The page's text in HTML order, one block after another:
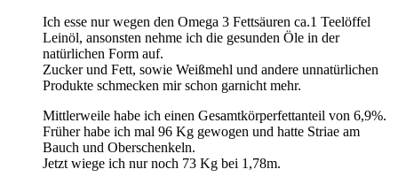
Ich esse nur wegen den Omega 3 Fettsäuren ca.1 Teelöffel
Leinöl, ansonsten nehme ich die gesunden Öle in der
natürlichen Form auf.
Zucker und Fett, sowie Weißmehl und andere unnatürlichen
Produkte schmecken mir schon garnicht mehr.
Mittlerweile habe ich einen Gesamtkörperfettanteil von 6,9%.
Früher habe ich mal 96 Kg gewogen und hatte Striae am
Bauch und Oberschenkeln.
Jetzt wiege ich nur noch 73 Kg bei 1,78m.